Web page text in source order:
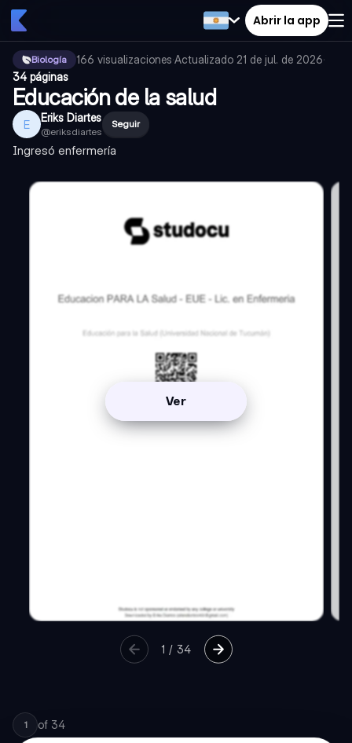
Abrir la app
Biología 166 visualizaciones·Actualizado 21 de jul. de 2026·
34 páginas
Educación de la salud
E Eriks Diartes
@eriksdiartes
Seguir
Ingresó enfermería
Ver
1 / 34
1 of 34